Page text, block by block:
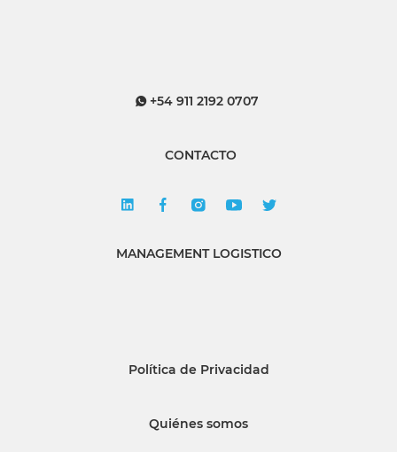
+54 911 2192 0707
CONTACTO
MANAGEMENT LOGISTICO
Política de Privacidad
Quiénes somos